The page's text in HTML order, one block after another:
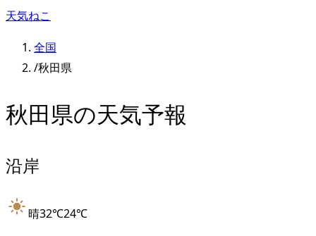
天気ねこ
全国
/秋田県
秋田県の天気予報
沿岸
晴32℃24℃